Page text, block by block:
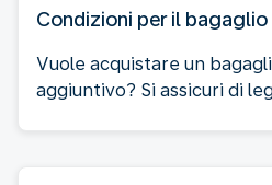
Condizioni per il
Vuole acquistare un
aggiuntivo? Si assicuri di